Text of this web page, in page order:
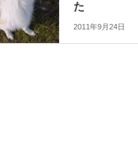
た
2011年9月24日